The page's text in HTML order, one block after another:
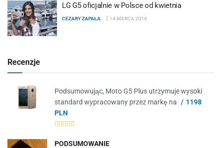
LG G5 oficjalnie w Polsce od kwietnia
CEZARY ZAPAŁA 14 MARCA 2016
Recenzje
Podsumowując, Moto G5 Plus utrzymuje wysoki
standard wypracowany przez markę na
1198
PLN
PODSUMOWANIE